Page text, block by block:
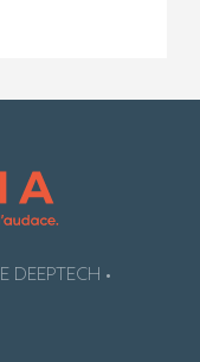
DEEPTECH •